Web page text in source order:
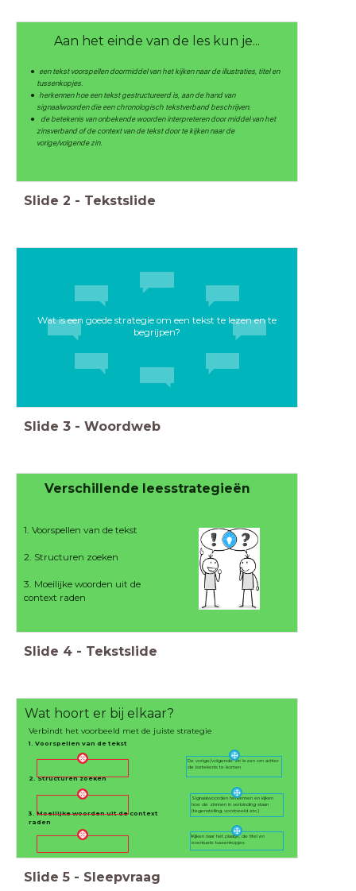
Aan het einde van de les kun je...
een tekst voorspellen doormiddel van het kijken naar de illustraties, titel en
tussenkopjes.
herkennen hoe een tekst gestructureerd is, aan de hand van
signaalwoorden die een chronologisch tekstverband beschrijven.
de betekenis van onbekende woorden interpreteren door middel van het
zinsverband of de context van de tekst door te kijken naar de
vorige/volgende zin.
Slide 2 - Tekstslide
Wat is een goede strategie om een tekst te lezen en te
begrijpen?
Slide 3 - Woordweb
Verschillende leesstrategieën
1. Voorspellen van de tekst
2. Structuren zoeken
3. Moeilijke woorden uit de
context raden
Slide 4 - Tekstslide
Wat hoort er bij elkaar?
Verbindt het voorbeeld met de juiste strategie
1. Voorspellen van de tekst
2. Structuren zoeken
3. Moeilijke woorden uit de context
raden
De vorige/volgende zin lezen om achter
de betekenis te komen
Signaalwoorden herkennen en kijken
hoe de zinnnen in verbinding staan
(tegenstelling, voorbeeld etc.)
KIjken naar het plaatje, de titel en
eventuele tussenkopjes
Slide 5 - Sleepvraag